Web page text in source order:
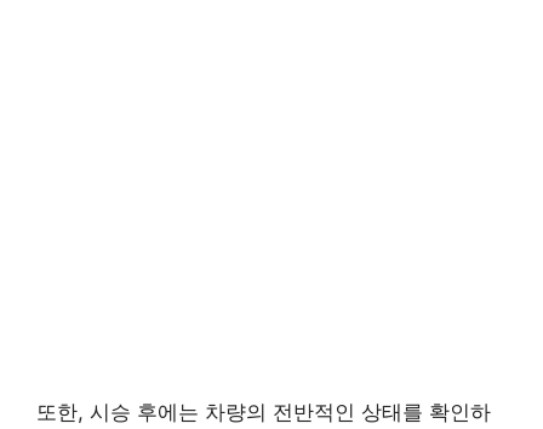
또한, 시승 후에는 차량의 전반적인 상태를 확인하